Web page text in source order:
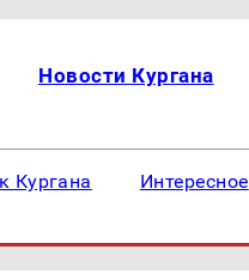
Новости Кургана
Кургана Интересное